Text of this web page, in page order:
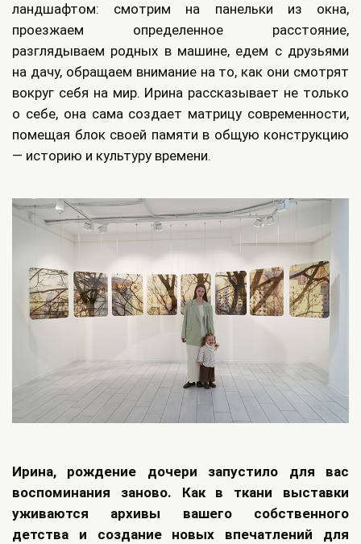
ландшафтом: смотрим на панельки из окна,
проезжаем определенное расстояние,
разглядываем родных в машине, едем с друзьями
на дачу, обращаем внимание на то, как они смотрят
вокруг себя на мир. Ирина рассказывает не только
о себе, она сама создает матрицу современности,
помещая блок своей памяти в общую конструкцию
— историю и культуру времени.
Ирина, рождение дочери запустило для вас
воспоминания заново. Как в ткани выставки
уживаются архивы вашего собственного
детства и создание новых впечатлений для